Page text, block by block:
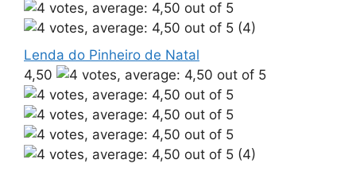
(4)
Lenda do Pinheiro de Natal
4,50
(4)